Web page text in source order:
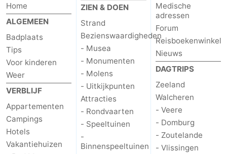
Home
ALGEMEEN
Badplaats
Tips
Voor kinderen
Weer
VERBLIJF
Appartementen
Campings
Hotels
Vakantiehuizen
ZIEN & DOEN
Strand
Bezienswaardigheden
- Musea
- Monumenten
- Molens
- Uitkijkpunten
Attracties
- Rondvaarten
- Speeltuinen
-
Binnenspeeltuinen
Medische
adressen
Forum
Reisboekenwinkel
Nieuws
DAGTRIPS
Zeeland
Walcheren
- Veere
- Domburg
- Zoutelande
- Vlissingen